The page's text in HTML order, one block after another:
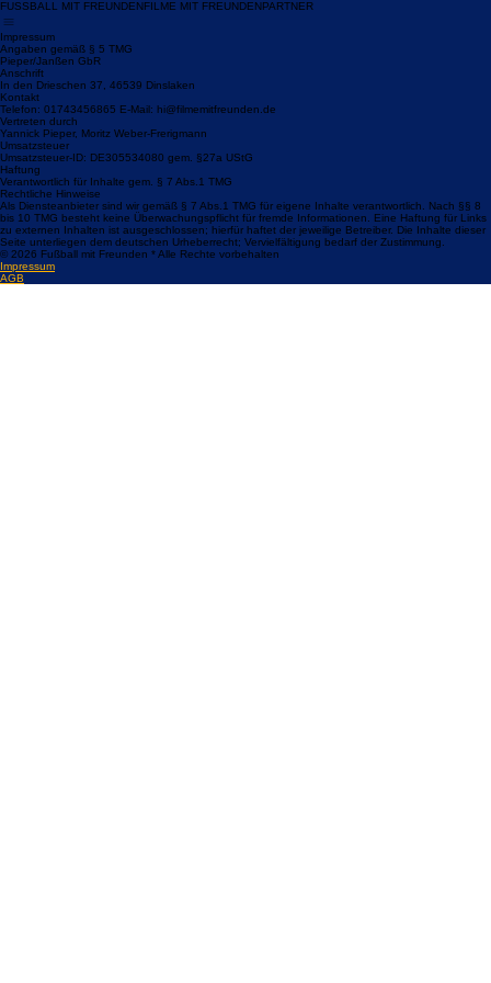
FUSSBALL MIT FREUNDENFILME MIT FREUNDENPARTNER
Impressum
Angaben gemäß § 5 TMG
Pieper/Janßen GbR
Anschrift
In den Drieschen 37, 46539 Dinslaken
Kontakt
Telefon: 01743456865 E-Mail: hi@filmemitfreunden.de
Vertreten durch
Yannick Pieper, Moritz Weber-Frerigmann
Umsatzsteuer
Umsatzsteuer-ID: DE305534080 gem. §27a UStG
Haftung
Verantwortlich für Inhalte gem. § 7 Abs.1 TMG
Rechtliche Hinweise
Als Diensteanbieter sind wir gemäß § 7 Abs.1 TMG für eigene Inhalte verantwortlich. Nach §§ 8
bis 10 TMG besteht keine Überwachungspflicht für fremde Informationen. Eine Haftung für Links
zu externen Inhalten ist ausgeschlossen; hierfür haftet der jeweilige Betreiber. Die Inhalte dieser
Seite unterliegen dem deutschen Urheberrecht; Vervielfältigung bedarf der Zustimmung.
© 2026 Fußball mit Freunden * Alle Rechte vorbehalten
Impressum
AGB